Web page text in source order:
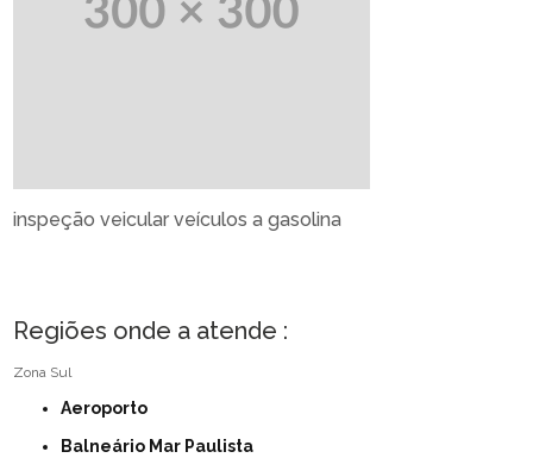
inspeção veicular veículos a gasolina
Regiões onde a atende :
Zona Sul
Aeroporto
Balneário Mar Paulista